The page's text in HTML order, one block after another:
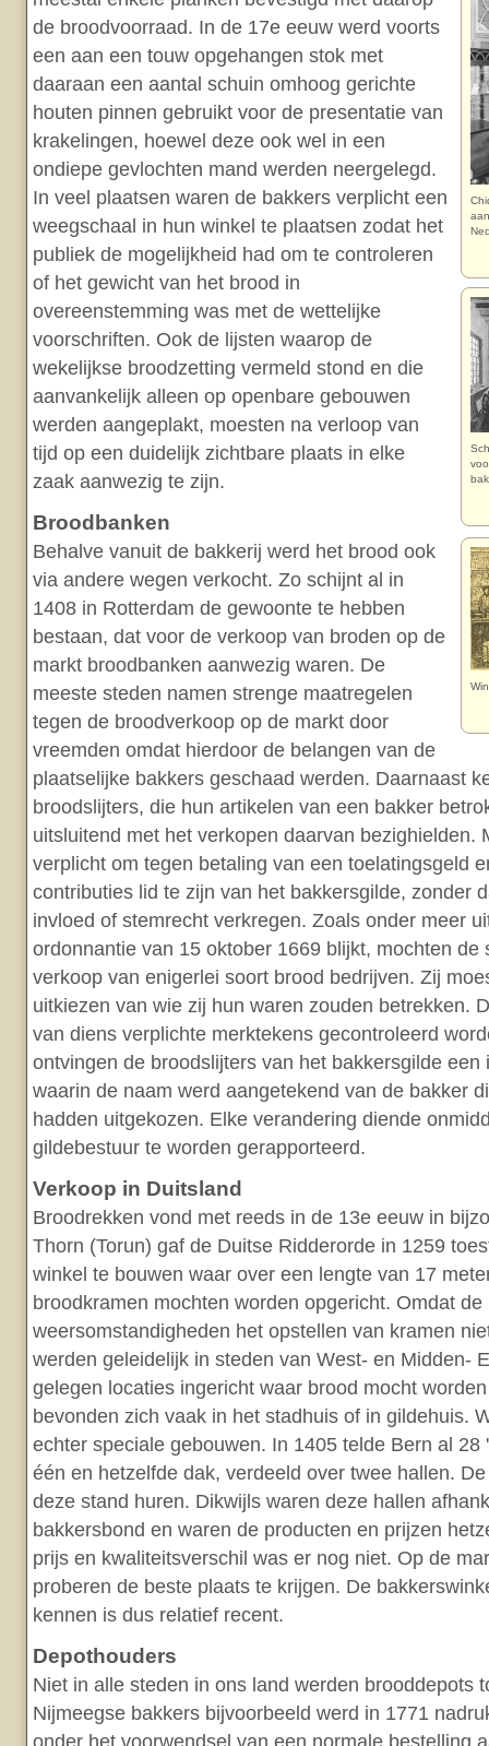
de broodvoorraad. In de 17e eeuw werd voorts
een aan een touw opgehangen stok met
daaraan een aantal schuin omhoog gerichte
houten pinnen gebruikt voor de presentatie van
krakelingen, hoewel deze ook wel in een
ondiepe gevlochten mand werden neergelegd.
In veel plaatsen waren de bakkers verplicht een
weegschaal in hun winkel te plaatsen zodat het
publiek de mogelijkheid had om te controleren
of het gewicht van het brood in
overeenstemming was met de wettelijke
voorschriften. Ook de lijsten waarop de
wekelijkse broodzetting vermeld stond en die
aanvankelijk alleen op openbare gebouwen
werden aangeplakt, moesten na verloop van
tijd op een duidelijk zichtbare plaats in elke
zaak aanwezig te zijn.
Broodbanken
Behalve vanuit de bakkerij werd het brood ook
via andere wegen verkocht. Zo schijnt al in
1408 in Rotterdam de gewoonte te hebben
bestaan, dat voor de verkoop van broden op de
markt broodbanken aanwezig waren. De
meeste steden namen strenge maatregelen
tegen de broodverkoop op de markt door
vreemden omdat hierdoor de belangen van de
plaatselijke bakkers geschaad werden. Daarnaast
broodslijters, die hun artikelen van een bakker
uitsluitend met het verkopen daarvan bezighielden.
verplicht om tegen betaling van een toelatingsgeld
contributies lid te zijn van het bakkersgilde, zonder
invloed of stemrecht verkregen. Zoals onder meer
ordonnantie van 15 oktober 1669 blijkt, mochten de
verkoop van enigerlei soort brood bedrijven. Zij
uitkiezen van wie zij hun waren zouden betrekken.
van diens verplichte merktekens gecontroleerd
ontvingen de broodslijters van het bakkersgilde een
waarin de naam werd aangetekend van de bakker
hadden uitgekozen. Elke verandering diende
gildebestuur te worden gerapporteerd.
Verkoop in Duitsland
Broodrekken vond met reeds in de 13e eeuw in
Thorn (Torun) gaf de Duitse Ridderorde in 1259
winkel te bouwen waar over een lengte van 17
broodkramen mochten worden opgericht. Omdat de
weersomstandigheden het opstellen van kramen
werden geleidelijk in steden van West- en Midden-
gelegen locaties ingericht waar brood mocht
bevonden zich vaak in het stadhuis of in gildehuis.
echter speciale gebouwen. In 1405 telde Bern al 28
één en hetzelfde dak, verdeeld over twee hallen.
deze stand huren. Dikwijls waren deze hallen
bakkersbond en waren de producten en prijzen
prijs en kwaliteitsverschil was er nog niet. Op de
proberen de beste plaats te krijgen. De
kennen is dus relatief recent.
Depothouders
Niet in alle steden in ons land werden brooddepots
Nijmeegse bakkers bijvoorbeeld werd in 1771
onder het voorwendsel van een normale bestelling